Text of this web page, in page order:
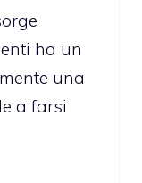
ha un
una
a farsi